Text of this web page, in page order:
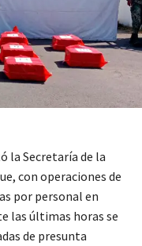
la Secretaría de la
con operaciones de
por personal en
las últimas horas se
de presunta